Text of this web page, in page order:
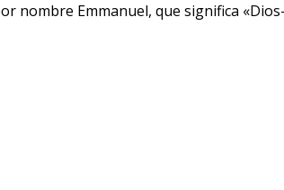
nombre Emmanuel, que significa